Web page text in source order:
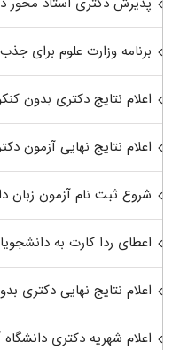
برنامه وزارت علوم برای
اعلام نتایج دکتری بدون کنکور
اعلام نتایج نهایی آزمون دکتری سال ۱۴۰۵
شروع ثبت نام آزمون زبان
اعطای ردا کارت به دانشجویان
اعلام نتایج نهایی دکتری
اعلام شهریه دکتری دانشگاه آزاد